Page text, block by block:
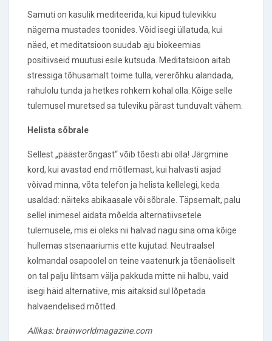
Samuti on kasulik mediteerida, kui kipud tulevikku
nägema mustades toonides. Võid isegi üllatuda, kui
näed, et meditatsioon suudab aju biokeemias
positiivseid muutusi esile kutsuda. Meditatsioon aitab
stressiga tõhusamalt toime tulla, vererõhku alandada,
rahulolu tunda ja hetkes rohkem kohal olla. Kõige selle
tulemusel muretsed sa tuleviku pärast tunduvalt vähem.
Helista sõbrale
Sellest „päästerõngast“ võib tõesti abi olla! Järgmine
kord, kui avastad end mõtlemast, kui halvasti asjad
võivad minna, võta telefon ja helista kellelegi, keda
usaldad: näiteks abikaasale või sõbrale. Täpsemalt, palu
sellel inimesel aidata mõelda alternatiivsetele
tulemusele, mis ei oleks nii halvad nagu sina oma kõige
hullemas stsenaariumis ette kujutad. Neutraalsel
kolmandal osapoolel on teine vaatenurk ja tõenäoliselt
on tal palju lihtsam välja pakkuda mitte nii halbu, vaid
isegi häid alternatiive, mis aitaksid sul lõpetada
halvaendelised mõtted.
Allikas:brainworldmagazine.com